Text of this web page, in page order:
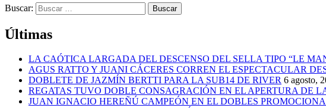
Buscar:
Últimas
LA CAÓTICA LARGADA DEL DESCENSO DEL SELLA TIPO “LE
AGUS RATTO Y JUANI CÁCERES CORREN EL ESPECTACULAR
DOBLETE DE JAZMÍN BERTTI PARA LA SUB14 DE RIVER 6 agosto,
REGATAS TUVO DOBLE CONSAGRACIÓN EN EL APERTURA DE
JUAN IGNACIO HEREÑÚ CAMPEÓN EN EL DOBLES